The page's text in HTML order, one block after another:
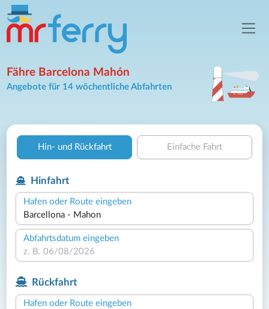
Fähre Barcelona Mahón
Angebote für 14 wöchentliche Abfahrten
Hin- und Rückfahrt Einfache Fahrt
Hinfahrt
Hafen oder Route eingeben
Abfahrtsdatum eingeben
Rückfahrt
Hafen oder Route eingeben